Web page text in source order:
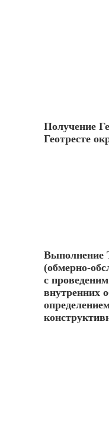
Получение
Геотресте
Выполнение
(обмерно-
с
внутренних